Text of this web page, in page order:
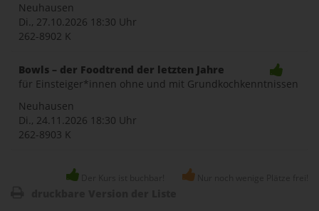
Neuhausen
Di., 27.10.2026 18:30 Uhr
262-8902 K
Bowls – der Foodtrend der letzten Jahre
für Einsteiger*innen ohne und mit Grundkochkenntnissen
Neuhausen
Di., 24.11.2026 18:30 Uhr
262-8903 K